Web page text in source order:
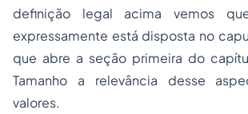
definição legal acima vemos
expressamente está disposta no
que abre a seção primeira do
Tamanho a relevância desse
valores.